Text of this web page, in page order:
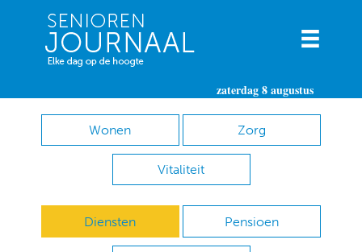
zaterdag 8 augustus
Wonen Zorg
Vitaliteit
Diensten Pensioen